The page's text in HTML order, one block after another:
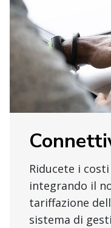
Riducete i
integrando il
tariffazione
sistema di